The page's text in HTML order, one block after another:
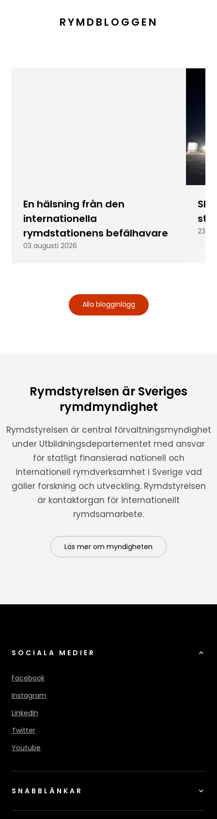
RYMDBLOGGEN
En hälsning från den
internationella
rymdstationens befälhavare
03 augusti 2026
23
Alla blogginlägg
Rymdstyrelsen är Sveriges
rymdmyndighet
Rymdstyrelsen är central förvaltningsmyndighet
under Utbildningsdepartementet med ansvar
för statligt finansierad nationell och
internationell rymdverksamhet i Sverige vad
gäller forskning och utveckling. Rymdstyrelsen
är kontaktorgan för internationellt
rymdsamarbete.
Läs mer om myndigheten
SOCIALA MEDIER
Facebook
Instagram
LinkedIn
Twitter
Youtube
SNABBLÄNKAR